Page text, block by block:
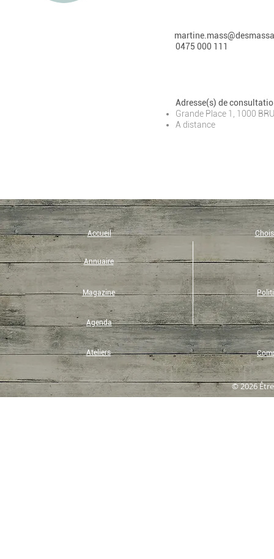
0475 000 111
Adresse(s) de
Grande Place 1, 1000
A distance
Accueil
Annuaire
Magazine
Agenda
Ateliers
© 2026